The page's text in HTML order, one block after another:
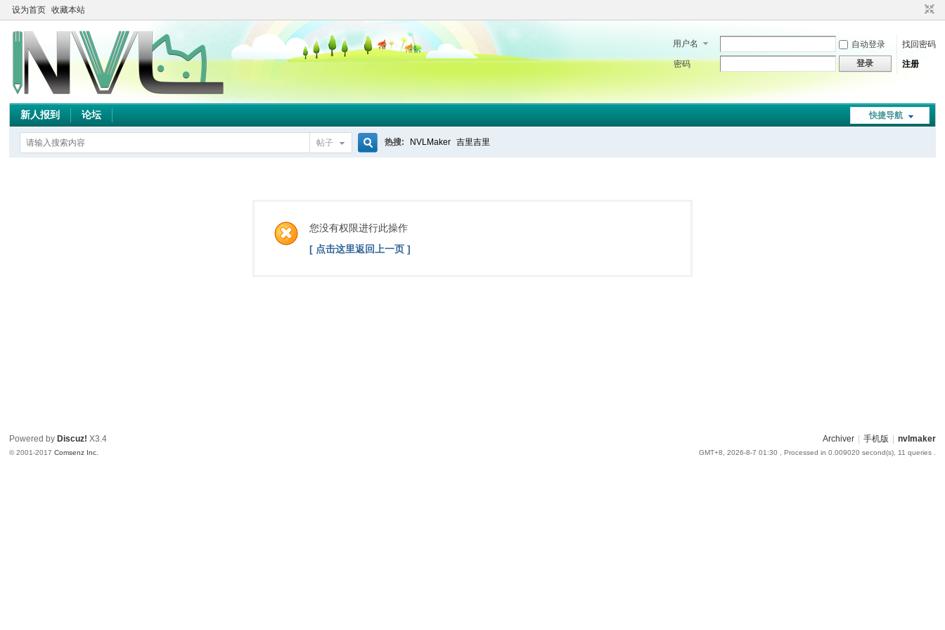
设为首页 收藏本站
用户名 自动登录
找回密码
密码
登录 注册
快捷导航
新人报到 论坛
帖子
索
热搜: NVLMaker 吉里吉里
您没有权限进行此操作
[ 点击这里返回上一页 ]
Archiver 手机版 nvlmaker
GMT+8, 2026-8-7 01:30 , Processed in 0.009020 second(s), 11 queries .
Powered by Discuz! X3.4
© 2001-2017Comsenz Inc.